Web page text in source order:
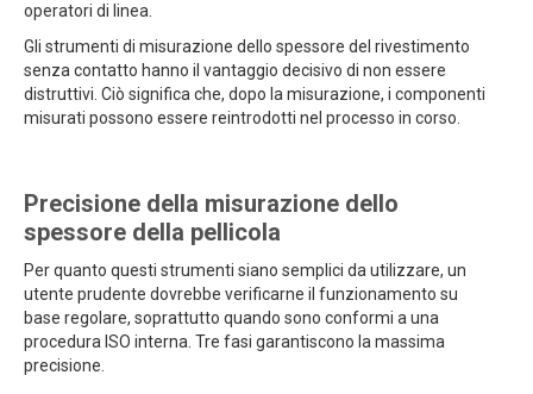
operatori di linea.
Gli strumenti di misurazione dello spessore del rivestimento
senza contatto hanno il vantaggio decisivo di non essere
distruttivi. Ciò significa che, dopo la misurazione, i componenti
misurati possono essere reintrodotti nel processo in corso.
Precisione della misurazione dello
spessore della pellicola
Per quanto questi strumenti siano semplici da utilizzare, un
utente prudente dovrebbe verificarne il funzionamento su
base regolare, soprattutto quando sono conformi a una
procedura ISO interna. Tre fasi garantiscono la massima
precisione.